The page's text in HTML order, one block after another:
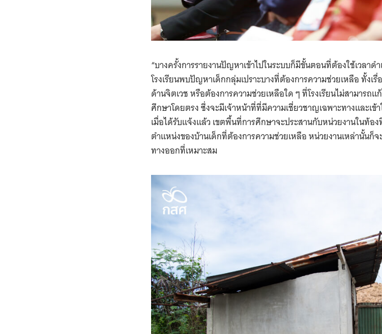
“บางครั้งการรายงานปัญหาเข้าไปในระบบก็มีขั้นตอนที่ต้องใช้เวลาด
โรงเรียนพบปัญหาเด็กกลุ่มเปราะบางที่ต้องการความช่วยเหลือ ทั้งเ
ด้านจิตเวช หรือต้องการความช่วยเหลือใด ๆ ที่โรงเรียนไม่สามารถ
ศึกษาโดยตรง ซึ่งจะมีเจ้าหน้าที่ที่มีความเชี่ยวชาญเฉพาะทางและ
เมื่อได้รับแจ้งแล้ว เขตพื้นที่การศึกษาจะประสานกับหน่วยงานในท้
ตำแหน่งของบ้านเด็กที่ต้องการความช่วยเหลือ หน่วยงานเหล่านั้น
ทางออกที่เหมาะสม